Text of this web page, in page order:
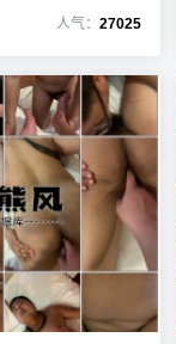
人气： 27025